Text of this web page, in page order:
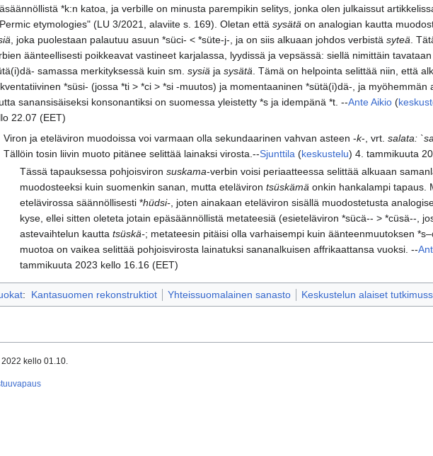
*k:n katoa, ja verbille on minusta parempikin selitys, jonka olen julkaissut
etymologies" (LU 3/2021, alaviite s. 169). Oletan että sysätä on analogian kautta
, joka puolestaan palautuu asuun *süci- < *süte-j-, ja on siis alkuaan johdos verbistä syteä .
äänteellisesti poikkeavat vastineet karjalassa, lyydissä ja vepsässä: siellä nimittäin
samassa merkityksessä kuin sm. sysiä ja sysätä . Tämä on helpointa selittää niin, että
*süsi- (jossa *ti > *ci > *si -muutos) ja momentaaninen *sütä(i)dä-, ja myöhemmän
sanansisäiseksi konsonantiksi on suomessa yleistetty *s ja idempänä *t. --Ante Aikio (
22.07 (EET)
Viron ja eteläviron muodoissa voi varmaan olla sekundaarinen vahvan asteen -k-, vrt.salata:
Tällöin tosin liivin muoto pitänee selittää lainaksi virosta.--Sjunttila (keskustelu) 4. tammikuuta
Tässä tapauksessa pohjoisviron suskama-verbin voisi periaatteessa selittää alkuaan
muodosteeksi kuin suomenkin sanan, mutta eteläviron tsüskämä onkin hankalampi tapaus.
etelävirossa säännöllisesti *hüdsi-, joten ainakaan eteläviron sisällä muodostetusta
kyse, ellei sitten oleteta jotain epäsäännöllistä metateesiä (esieteläviron *sücä-- > *cüsä--,
astevaihtelun kautta tsüskä-; metateesin pitäisi olla varhaisempi kuin äänteenmuutoksen
muotoa on vaikea selittää pohjoisvirosta lainatuksi sananalkuisen affrikaattansa vuoksi. --
tammikuuta 2023 kello 16.16 (EET)
: Kantasuomen rekonstruktiot Yhteissuomalainen sanasto Keskustelun alaiset
kello 01.10.